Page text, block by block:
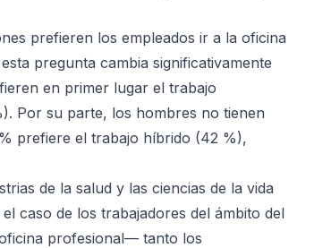
prefieren los empleados ir a la oficina
pregunta cambia significativamente
en primer lugar el trabajo
Por su parte, los hombres no tienen
prefiere el trabajo híbrido (42 %),
de la salud y las ciencias de la vida
caso de los trabajadores del ámbito del
profesional— tanto los